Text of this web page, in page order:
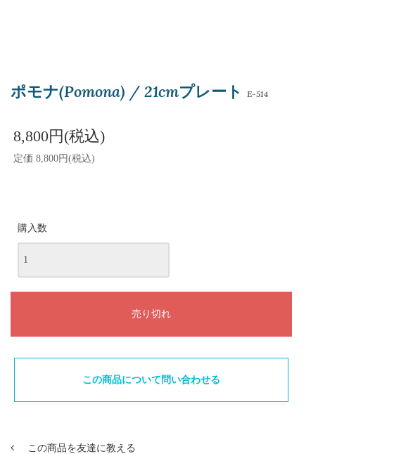
ポモナ(Pomona) / 21cmプレート E-514
8,800円(税込)
定価 8,800円(税込)
購入数
この商品について問い合わせる
この商品を友達に教える